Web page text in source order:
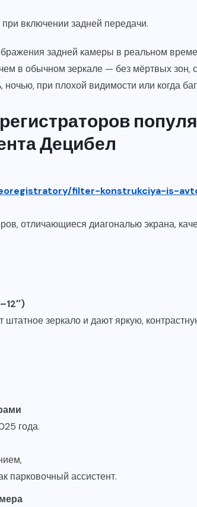
включении задней передачи.
задней камеры в реальном
в обычном зеркале — без мёртвых
при плохой видимости или когда
Децибел
filter-konstrukciya-is-
отличающиеся диагональю экрана,
зеркало и дают яркую,
года.
парковочный ассистент.